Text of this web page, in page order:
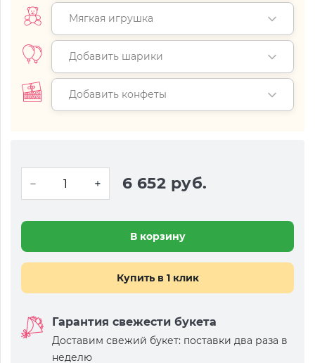
Мягкая игрушка
Добавить шарики
Добавить конфеты
6 652 руб.
В корзину
Купить в 1 клик
Гарантия свежести букета
Доставим свежий букет: поставки два раза в
неделю